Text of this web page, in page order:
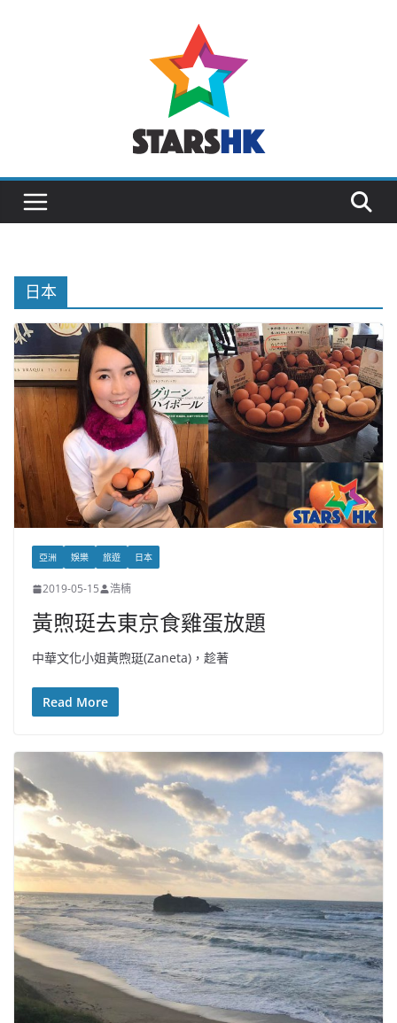
日本
亞洲 娛樂 旅遊 日本
2019-05-15 浩楠
黃煦珽去東京食雞蛋放題
中華文化小姐黃煦珽(Zaneta)，趁著
Read More